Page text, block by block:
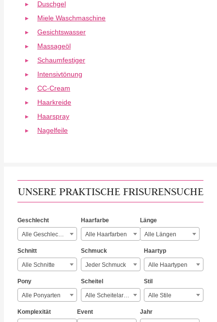
Duschgel
Miele Waschmaschine
Gesichtswasser
Massageöl
Schaumfestiger
Intensivtönung
CC-Cream
Haarkreide
Haarspray
Nagelfeile
UNSERE PRAKTISCHE FRISURENSUCHE
Geschlecht
Alle Geschlechter
Haarfarbe
Alle Haarfarben
Länge
Alle Längen
Schnitt
Alle Schnitte
Schmuck
Jeder Schmuck
Haartyp
Alle Haartypen
Pony
Alle Ponyarten
Scheitel
Alle Scheitelarten
Stil
Alle Stile
Komplexität Event Jahr